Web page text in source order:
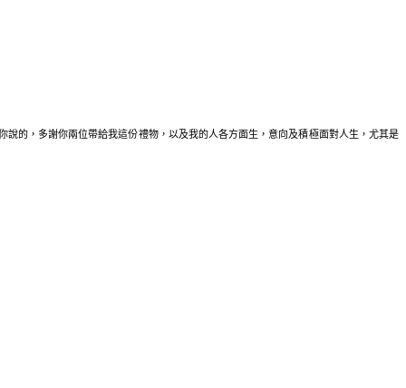
的，多謝你兩位帶給我這份禮物，以及我的人各方面生，意向及積極面對人生，尤其是